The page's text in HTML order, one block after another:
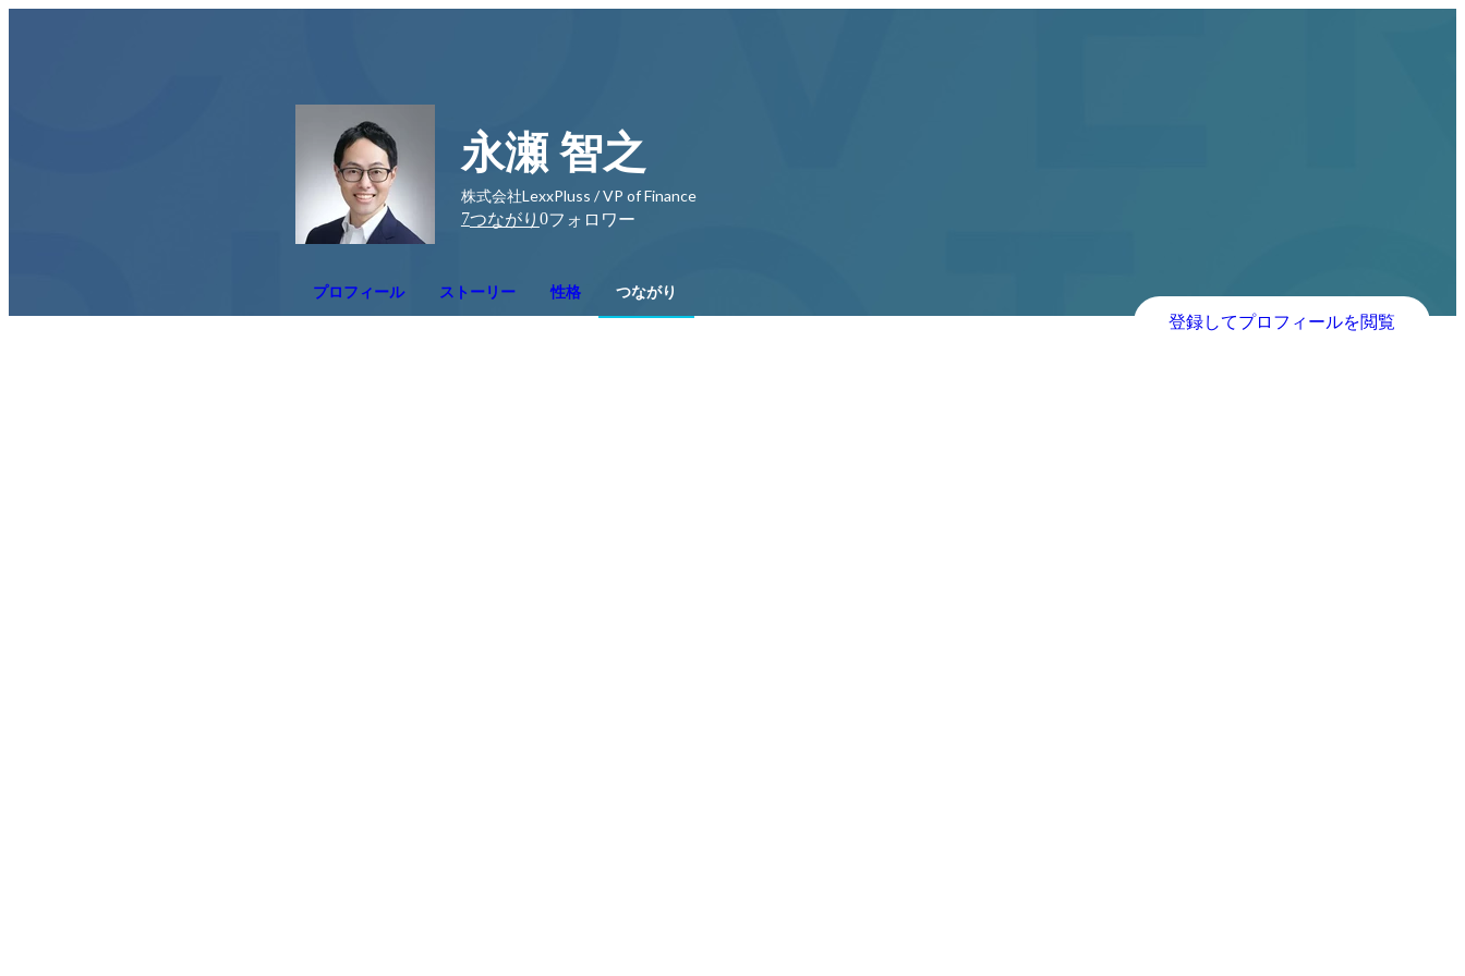
永瀬 智之
株式会社LexxPluss / VP of Finance
7つながり 0フォロワー
プロフィール ストーリー 性格 つながり
登録してプロフィールを閲覧